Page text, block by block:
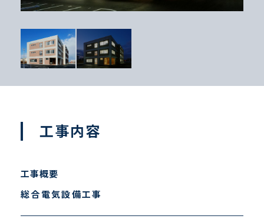
工事内容
工事概要
総合電気設備工事